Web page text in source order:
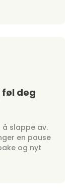
føl deg
slappe av.
en pause
og nyt